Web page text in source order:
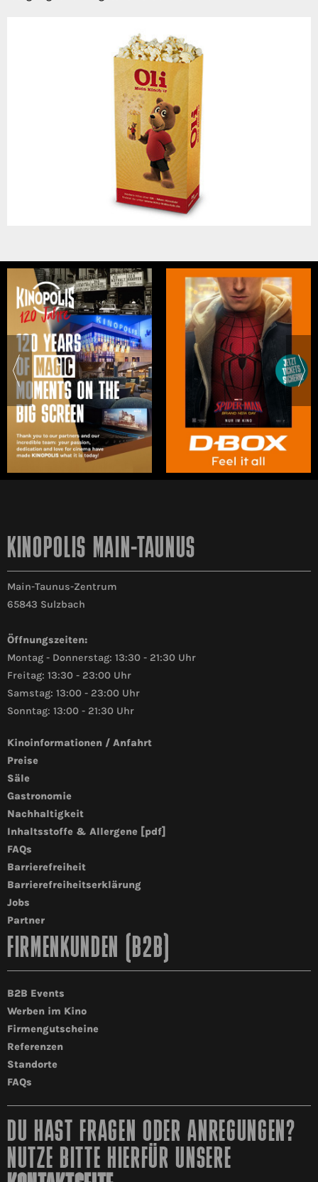
KINOPOLIS MAIN-TAUNUS
Main-Taunus-Zentrum
65843 Sulzbach
Öffnungszeiten:
Montag - Donnerstag: 13:30 - 21:30 Uhr
Freitag: 13:30 - 23:00 Uhr
Samstag: 13:00 - 23:00 Uhr
Sonntag: 13:00 - 21:30 Uhr
Kinoinformationen / Anfahrt
Preise
Säle
Gastronomie
Nachhaltigkeit
Inhaltsstoffe & Allergene [pdf]
FAQs
Barrierefreiheit
Barrierefreiheitserklärung
Jobs
Partner
FIRMENKUNDEN (B2B)
B2B Events
Werben im Kino
Firmengutscheine
Referenzen
Standorte
FAQs
DU HAST FRAGEN ODER ANREGUNGEN?
NUTZE BITTE HIERFÜR UNSERE